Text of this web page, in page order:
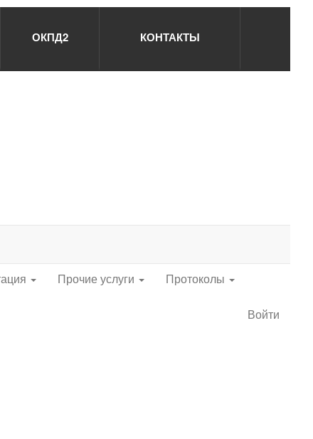
ОКПД2 КОНТАКТЫ
Прочие услуги Протоколы
Войти